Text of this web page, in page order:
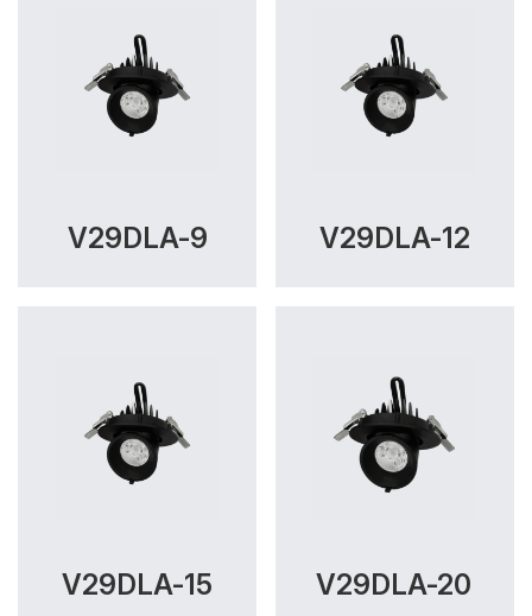
V29DLA-9 V29DLA-12
V29DLA-15 V29DLA-20